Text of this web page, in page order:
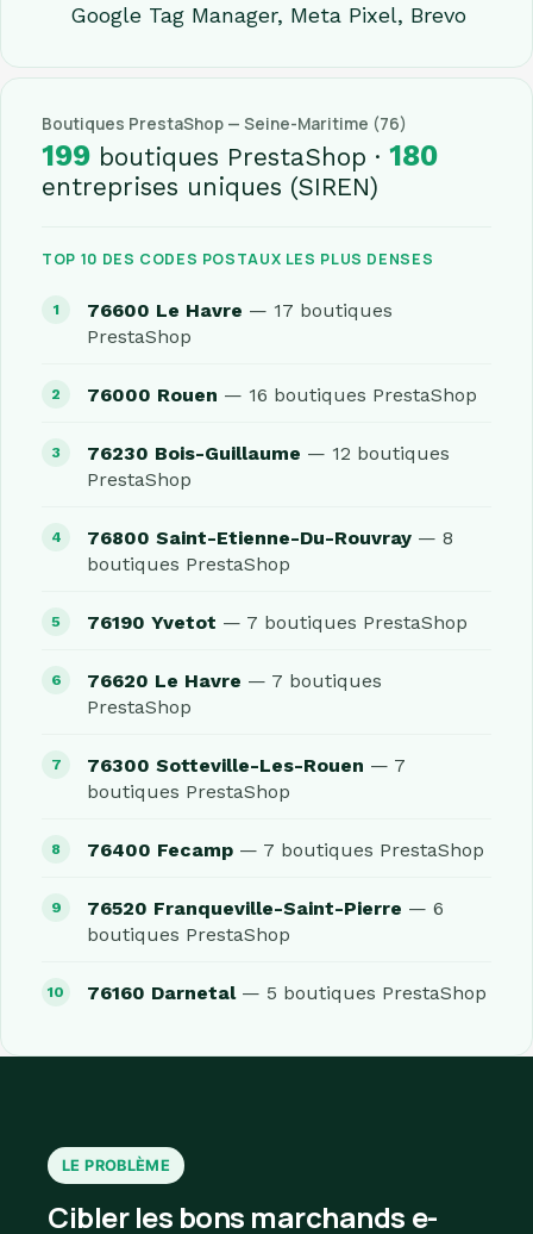
Google Tag Manager, Meta Pixel, Brevo
Boutiques PrestaShop — Seine-Maritime (76)
199 boutiques PrestaShop ·180
entreprises uniques (SIREN)
TOP 10 DES CODES POSTAUX LES PLUS DENSES
76600 Le Havre — 17 boutiques
PrestaShop
76000 Rouen — 16 boutiques PrestaShop
76230 Bois-Guillaume — 12 boutiques
PrestaShop
76800 Saint-Etienne-Du-Rouvray — 8
boutiques PrestaShop
76190 Yvetot — 7 boutiques PrestaShop
76620 Le Havre — 7 boutiques
PrestaShop
76300 Sotteville-Les-Rouen — 7
boutiques PrestaShop
76400 Fecamp — 7 boutiques PrestaShop
76520 Franqueville-Saint-Pierre — 6
boutiques PrestaShop
76160 Darnetal— 5 boutiques PrestaShop
LE PROBLÈME
Cibler les bons marchands e-